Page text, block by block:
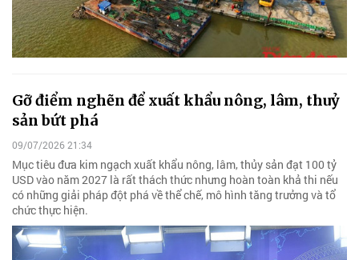
Gỡ điểm nghẽn để xuất khẩu nông, lâm, thuỷ
sản bứt phá
09/07/2026 21:34
Mục tiêu đưa kim ngạch xuất khẩu nông, lâm, thủy sản đạt 100 tỷ
USD vào năm 2027 là rất thách thức nhưng hoàn toàn khả thi nếu
có những giải pháp đột phá về thể chế, mô hình tăng trưởng và tổ
chức thực hiện.